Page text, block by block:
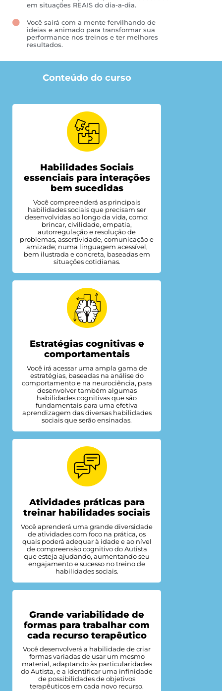
em situações REAIS do dia-a-dia.
Você sairá com a mente fervilhando de
ideias e animado para transformar sua
performance nos treinos e ter melhores
resultados.
Conteúdo do curso
Habilidades Sociais
essenciais para interações
bem sucedidas
Você compreenderá as principais
habilidades sociais que precisam ser
desenvolvidas ao longo da vida, como:
brincar, civilidade, empatia,
autorregulação e resolução de
problemas, assertividade, comunicação e
amizade; numa linguagem acessível,
bem ilustrada e concreta, baseadas em
situações cotidianas.
Estratégias cognitivas e
comportamentais
Você irá acessar uma ampla gama de
estratégias, baseadas na análise do
comportamento e na neurociência, para
desenvolver também algumas
habilidades cognitivas que são
fundamentais para uma efetiva
aprendizagem das diversas habilidades
sociais que serão ensinadas.
Atividades práticas para
treinar habilidades sociais
Você aprenderá uma grande diversidade
de atividades com foco na prática, os
quais poderá adequar à idade e ao nível
de compreensão cognitivo do Autista
que esteja ajudando, aumentando seu
engajamento e sucesso no treino de
habilidades sociais.
Grande variabilidade de
formas para trabalhar com
cada recurso terapêutico
Você desenvolverá a habilidade de criar
formas variadas de usar um mesmo
material, adaptando às particularidades
do Autista, e a identificar uma infinidade
de possibilidades de objetivos
terapêuticos em cada novo recurso.